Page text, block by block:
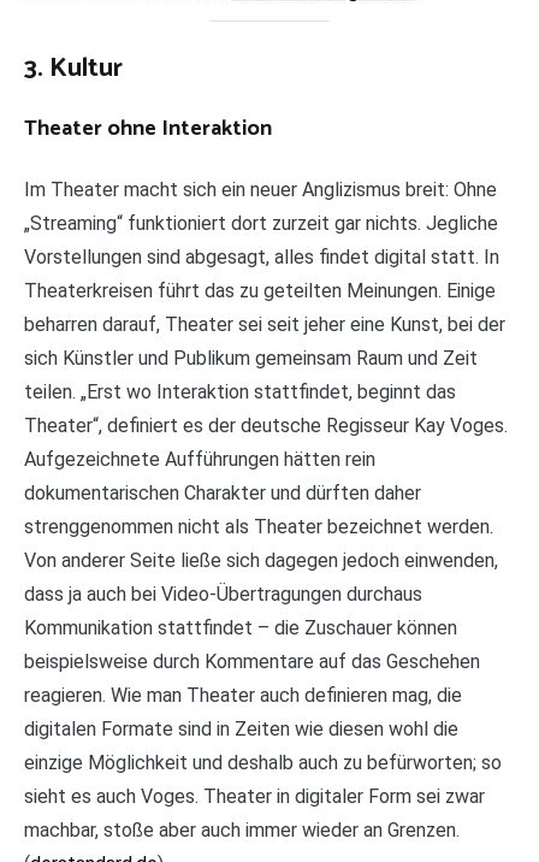
3. Kultur
Theater ohne Interaktion
Im Theater macht sich ein neuer Anglizismus breit: Ohne
„Streaming“ funktioniert dort zurzeit gar nichts. Jegliche
Vorstellungen sind abgesagt, alles findet digital statt. In
Theaterkreisen führt das zu geteilten Meinungen. Einige
beharren darauf, Theater sei seit jeher eine Kunst, bei der
sich Künstler und Publikum gemeinsam Raum und Zeit
teilen. „Erst wo Interaktion stattfindet, beginnt das
Theater“, definiert es der deutsche Regisseur Kay Voges.
Aufgezeichnete Aufführungen hätten rein
dokumentarischen Charakter und dürften daher
strenggenommen nicht als Theater bezeichnet werden.
Von anderer Seite ließe sich dagegen jedoch einwenden,
dass ja auch bei Video-Übertragungen durchaus
Kommunikation stattfindet – die Zuschauer können
beispielsweise durch Kommentare auf das Geschehen
reagieren. Wie man Theater auch definieren mag, die
digitalen Formate sind in Zeiten wie diesen wohl die
einzige Möglichkeit und deshalb auch zu befürworten; so
sieht es auch Voges. Theater in digitaler Form sei zwar
machbar, stoße aber auch immer wieder an Grenzen.